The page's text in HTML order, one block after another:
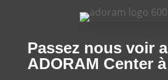
Passez nous voir
ADORAM Center